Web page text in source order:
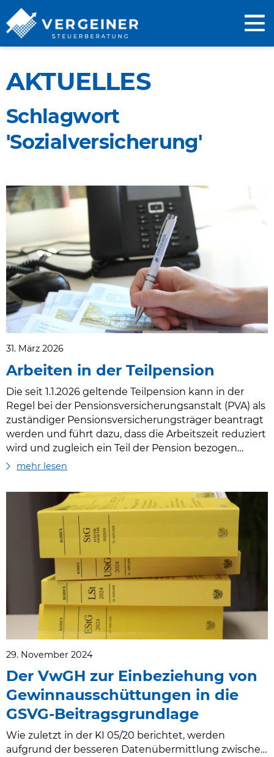
AKTUELLES
Schlagwort
'Sozialversicherung'
31. März 2026
Arbeiten in der Teilpension
Die seit 1.1.2026 geltende Teilpension kann in der
Regel bei der Pensionsversicherungsanstalt (PVA) als
zuständiger Pensionsversicherungsträger beantragt
werden und führt dazu, dass die Arbeitszeit reduziert
wird und zugleich ein Teil der Pension bezogen
werden kann. Technisch ausgedrückt wird ein Teil
ausbezahlt. Der Rest bleibt offen und wird mit
Beiträgen und Versicherungsmonaten gespeist. Ziel
dabei ist, einen flexibleren und gleiten…
mehr lesen
29. November 2024
Der VwGH zur Einbeziehung von
Gewinnausschüttungen in die
GSVG-Beitragsgrundlage
Wie zuletzt in der KI 05/20 berichtet, werden
aufgrund der besseren Datenübermittlung zwischen